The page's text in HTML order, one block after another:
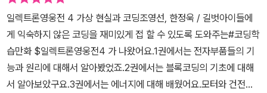
그래밍이 빠지지 않고 있는 것을 볼 수 있습니다. 전기적인 장치 뒤에
는 항상 프로그래밍되어진 코드가 숨겨져 있는 것이 당연하게 되었지
요. ​ ​ ​ ​ 요즘 가장 복잡한 전기적 전자기기는 아마도 스마트폰이 아닐
까 싶습니다. ​ 통신기기의 역할을 하면서 동시에 컴퓨터의 역할까지
하며, 웹서핑은 물론, 카메라, TV·라디오 수신까지 그 능력치는 지금
도 변화중이니까 말이죠. ​ ​ ​ ​ 이러한 모든 것들의 뒤에는 늘 코딩이 숨
일렉트론영웅전 4 가상 현실과 코딩조영선, 한정욱 / 길벗​아이들에
게 익숙하지 않은 코딩을 재미있게 접 할 수 있도록 도와주는#코딩학
습만화 $일렉트론영웅전4 가 나왔어요.1권에서는 전자부품들의 기
능과 원리에 대해서 알아봤었죠.2권에서는 블록코딩의 기초에 대해
서 알아보았구요.3권에서는 에너지에 대해 배웠어요.모터와 건전지,